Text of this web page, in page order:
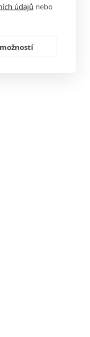
údajů nebo